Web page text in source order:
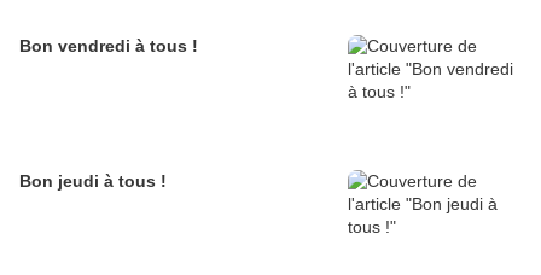
Bon vendredi à tous !
Bon jeudi à tous !